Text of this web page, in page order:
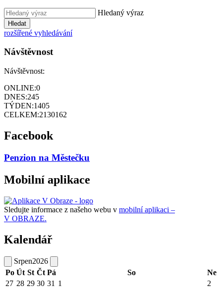
Hledaný výraz
Hledat
rozšířené vyhledávání
Návštěvnost
Návštěvnost:
ONLINE:0
DNES:245
TÝDEN:1405
CELKEM:2130162
Facebook
Penzion na Městečku
Mobilní aplikace
Sledujte informace z našeho webu v mobilní aplikaci –
V OBRAZE.
Kalendář
Srpen2026
Po Út St Čt Pá So
Ne
27 28 29 30 31 1 2